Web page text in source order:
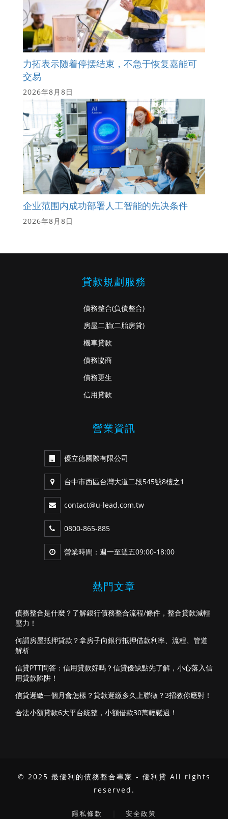
力拓表示随着停摆结束，不急于恢复嘉能可
交易
2026年8月8日
企业范围内成功部署人工智能的先决条件
2026年8月8日
貸款規劃服務
債務整合(負債整合)
房屋二胎(二胎房貸)
機車貸款
債務協商
債務更生
信用貸款
營業資訊
優立德國際有限公司
台中市西區台灣大道二段545號8樓之1
contact@u-lead.com.tw
0800-865-885
營業時間：週一至週五09:00-18:00
熱門文章
債務整合是什麼？了解銀行債務整合流程/條件，整合貸款減輕
壓力！
何謂房屋抵押貸款？拿房子向銀行抵押借款利率、流程、管道
解析
信貸PTT問答：信用貸款好嗎？信貸優缺點先了解，小心落入信
用貸款陷阱！
信貸遲繳一個月會怎樣？貸款遲繳多久上聯徵？3招教你應對！
合法小額貸款6大平台統整，小額借款30萬輕鬆過！
© 2025 最優利的債務整合專家 - 優利貸 All rights
reserved.
隱私條款 安全政策